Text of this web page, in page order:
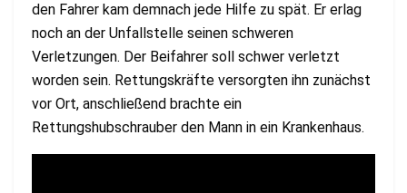
den Fahrer kam demnach jede Hilfe zu spät. Er erlag
noch an der Unfallstelle seinen schweren
Verletzungen. Der Beifahrer soll schwer verletzt
worden sein. Rettungskräfte versorgten ihn zunächst
vor Ort, anschließend brachte ein
Rettungshubschrauber den Mann in ein Krankenhaus.